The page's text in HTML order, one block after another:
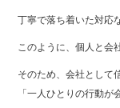
丁寧で落ち着いた対応
このように、個人と会
そのため、会社として
「一人ひとりの行動が